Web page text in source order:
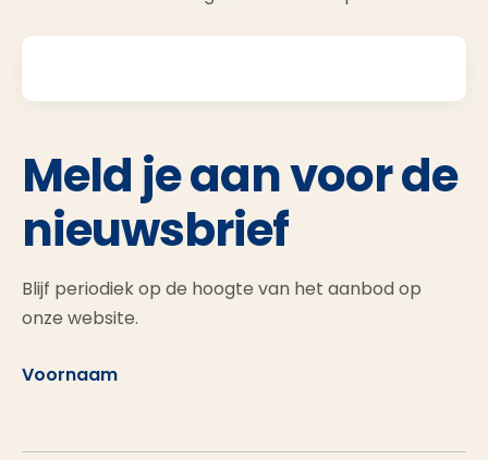
Meld je aan voor de
nieuwsbrief
Blijf periodiek op de hoogte van het aanbod op
onze website.
Voornaam